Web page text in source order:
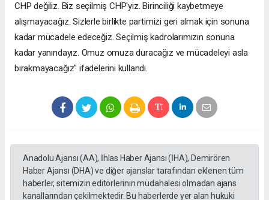
CHP değiliz. Biz seçilmiş CHP'yiz. Birinciliği kaybetmeye
alışmayacağız. Sizlerle birlikte partimizi geri almak için sonuna
kadar mücadele edeceğiz. Seçilmiş kadrolarımızın sonuna
kadar yanındayız. Omuz omuza duracağız ve mücadeleyi asla
bırakmayacağız" ifadelerini kullandı.
Anadolu Ajansı (AA), İhlas Haber Ajansı (İHA), Demirören
Haber Ajansı (DHA) ve diğer ajanslar tarafından eklenen tüm
haberler, sitemizin editörlerinin müdahalesi olmadan ajans
kanallarından çekilmektedir. Bu haberlerde yer alan hukuki